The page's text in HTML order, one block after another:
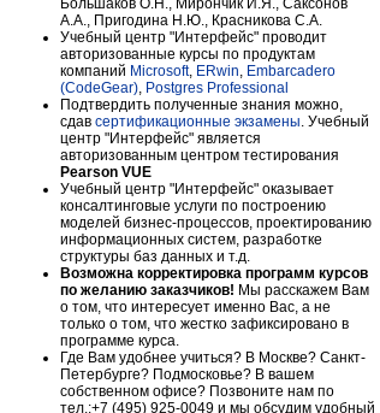
А.А., Пригодина Н.Ю., Красникова С.А.
Учебный центр "Интерфейс" проводит
авторизованные курсы по продуктам
компаний Microsoft, ERwin Embarcadero
(CodeGear) Postgres Professional
Подтвердить полученные знания можно,
сдав сертификационные экзамены . Учебный
центр "Интерфейс" является
авторизованным центром тестирования
Pearson VUE
Учебный центр "Интерфейс" оказывает
консалтинговые услуги по построению
моделей бизнес-процессов, проектированию
информационных систем, разработке
структуры баз данных и т.д.
Возможна корректировка программ курсов
по желанию заказчиков! Мы расскажем Вам
о том, что интересует именно Вас, а не
только о том, что жестко зафиксировано в
программе курса.
Где Вам удобнее учиться? В Москве? Санкт-
Петербурге? Подмосковье? В вашем
собственном офисе? Позвоните нам по
тел.:+7 (495) 925-0049 и мы обсудим удобный